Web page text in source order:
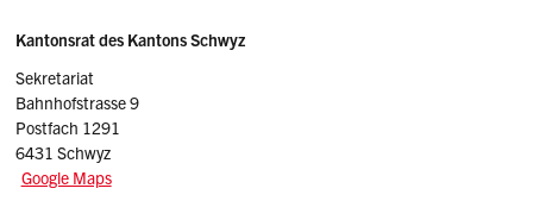
Sidebar
Adresse
Kantonsrat des Kantons Schwyz
Sekretariat
Bahnhofstrasse 9
Postfach 1291
6431 Schwyz
Google Maps